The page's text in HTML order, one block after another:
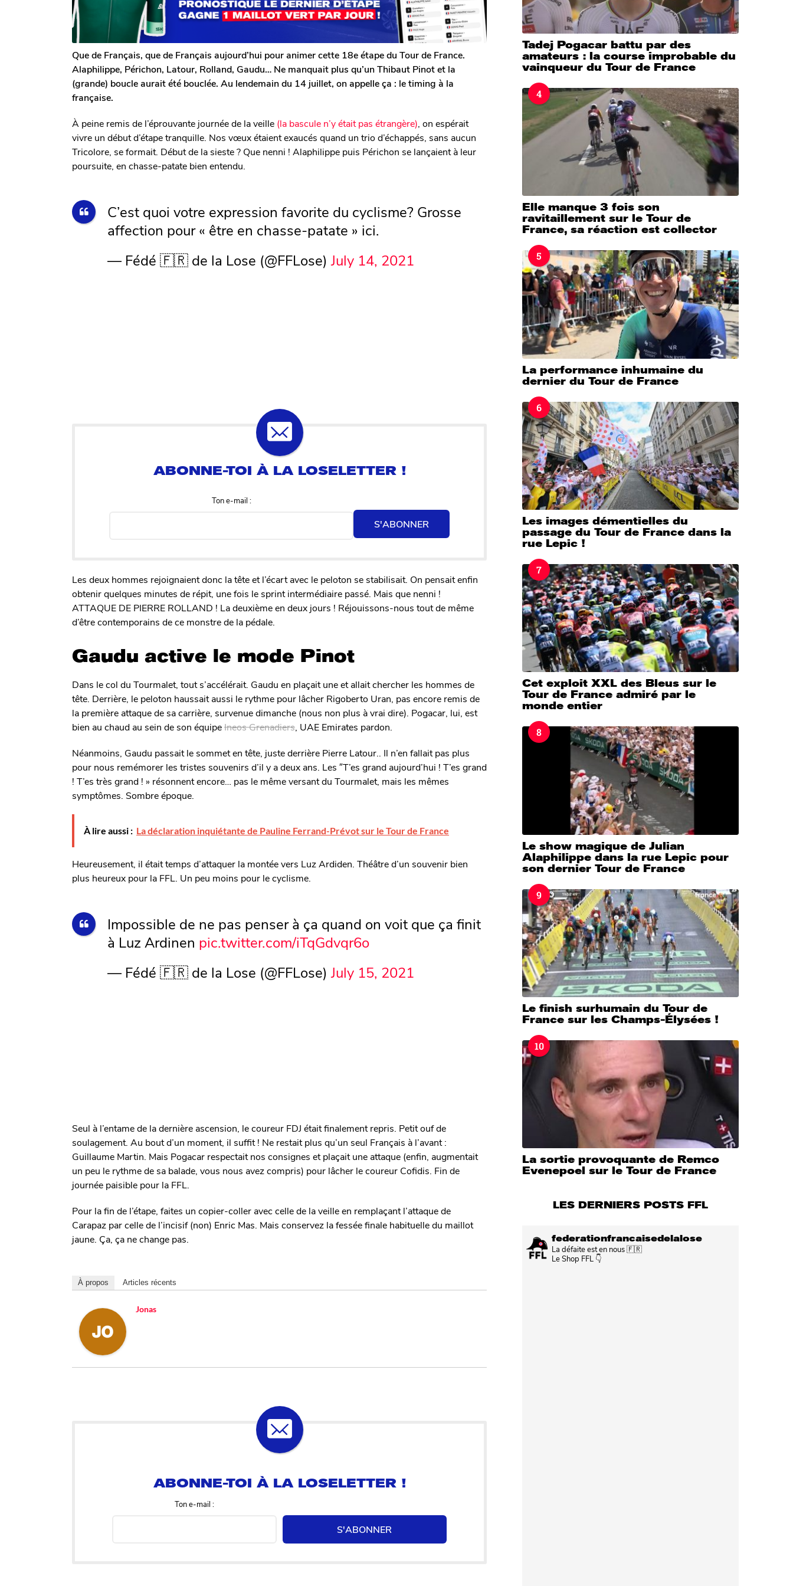
g
o
Que de Français, que de Français aujourd’hui pour animer cette 18e étape du Tour de France.
Alaphilippe, Périchon, Latour, Rolland, Gaudu… Ne manquait plus qu’un Thibaut Pinot et la
(grande) boucle aurait été bouclée. Au lendemain du 14 juillet, on appelle ça : le timing à la
française.
À peine remis de l’éprouvante journée de la veille (la bascule n’y était pas étrangère) , on espérait
vivre un début d’étape tranquille. Nos vœux étaient exaucés quand un trio d’échappés, sans aucun
Tricolore, se formait. Début de la sieste ? Que nenni ! Alaphilippe puis Périchon se lançaient à leur
poursuite, en chasse-patate bien entendu.
C’est quoi votre expression favorite du cyclisme? Grosse
affection pour « être en chasse-patate » ici.
— Fédé 🇫🇷 de la Lose (@FFLose)July 14, 2021
Ton e-mail :
S'ABONNER
Les deux hommes rejoignaient donc la tête et l’écart avec le peloton se stabilisait. On pensait enfin
obtenir quelques minutes de répit, une fois le sprint intermédiaire passé. Mais que nenni !
ATTAQUE DE PIERRE ROLLAND ! La deuxième en deux jours ! Réjouissons-nous tout de même
d’être contemporains de ce monstre de la pédale.
Gaudu active le mode Pinot
Dans le col du Tourmalet, tout s’accélérait. Gaudu en plaçait une et allait chercher les hommes de
tête. Derrière, le peloton haussait aussi le rythme pour lâcher Rigoberto Uran, pas encore remis de
la première attaque de sa carrière, survenue dimanche (nous non plus à vrai dire). Pogacar, lui, est
bien au chaud au sein de son équipeIneos Grenadiers , UAE Emirates pardon.
Néanmoins, Gaudu passait le sommet en tête, juste derrière Pierre Latour.. Il n’en fallait pas plus
pour nous remémorer les tristes souvenirs d’il y a deux ans. Les ″T’es grand aujourd’hui ! T’es grand
! T’es très grand ! » résonnent encore… pas le même versant du Tourmalet, mais les mêmes
symptômes. Sombre époque.
À lire aussi : La déclaration inquiétante de Pauline Ferrand-Prévot sur le Tour de France
Heureusement, il était temps d’attaquer la montée vers Luz Ardiden. Théâtre d’un souvenir bien
plus heureux pour la FFL. Un peu moins pour le cyclisme.
Impossible de ne pas penser à ça quand on voit que ça finit
à Luz Ardinen pic.twitter.com/iTqGdvqr6o
— Fédé 🇫🇷 de la Lose (@FFLose)July 15, 2021
Seul à l’entame de la dernière ascension, le coureur FDJ était finalement repris. Petit ouf de
soulagement. Au bout d’un moment, il suffit ! Ne restait plus qu’un seul Français à l’avant :
Guillaume Martin. Mais Pogacar respectait nos consignes et plaçait une attaque (enfin, augmentait
un peu le rythme de sa balade, vous nous avez compris) pour lâcher le coureur Cofidis. Fin de
journée paisible pour la FFL.
Pour la fin de l’étape, faites un copier-coller avec celle de la veille en remplaçant l’attaque de
Carapaz par celle de l’incisif (non) Enric Mas. Mais conservez la fessée finale habituelle du maillot
jaune. Ça, ça ne change pas.
À propos Articles récents
Jonas
Ton e-mail :
S'ABONNER
Tadej Pogacar battu par des
amateurs : la course improbable du
vainqueur du Tour de France
4
Elle manque 3 fois son
ravitaillement sur le Tour de
France, sa réaction est collector
5
La performance inhumaine du
dernier du Tour de France
6
Les images démentielles du
passage du Tour de France dans la
rue Lepic !
7
Cet exploit XXL des Bleus sur le
Tour de France admiré par le
monde entier
8
Le show magique de Julian
Alaphilippe dans la rue Lepic pour
son dernier Tour de France
9
Le finish surhumain du Tour de
France sur les Champs-Élysées !
10
La sortie provoquante de Remco
Evenepoel sur le Tour de France
LES DERNIERS POSTS FFL
federationfrancaisedelalose
La défaite est en nous 🇫🇷
Le Shop FFL 👇